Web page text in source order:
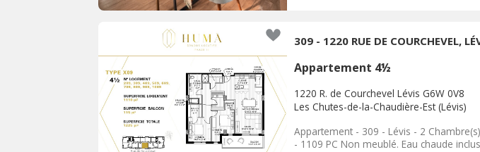
309 - 1220 RUE DE COURCHEVEL,
Appartement 4½
1220 R. de Courchevel Lévis G6W 0V8
Les Chutes-de-la-Chaudière-Est (Lévis)
Appartement - 309 - Lévis - 2
- 1109 PC Non meublé. Eau chaude